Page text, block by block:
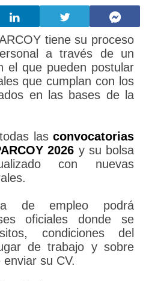
tiene su proceso
a través de un
el que pueden postular
que cumplan con los
en las bases de la
las convocatorias
2026 y su bolsa
con nuevas
de empleo podrá
oficiales donde se
condiciones del
de trabajo y sobre
su CV.